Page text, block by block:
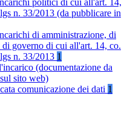
politici di cui all'art. 14,
n. 33/2013 (da pubblicare in
di amministrazione, di
di governo di cui all'art. 14, co.
n. 33/2013 1
(documentazione da
sito web)
comunicazione dei dati 1